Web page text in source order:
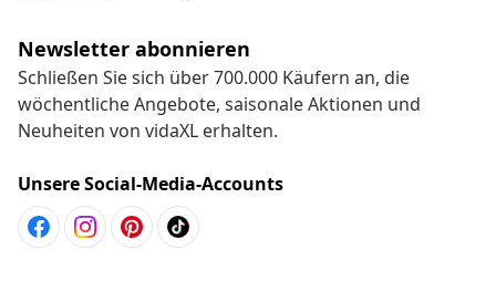
Newsletter abonnieren
Schließen Sie sich über 700.000 Käufern an, die
wöchentliche Angebote, saisonale Aktionen und
Neuheiten von vidaXL erhalten.
Unsere Social-Media-Accounts